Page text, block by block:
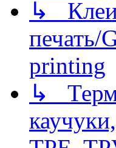
↳ Клеи,
печать/
printing
↳